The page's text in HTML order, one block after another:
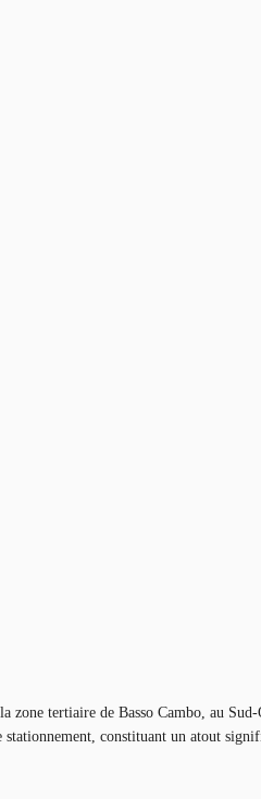
zone tertiaire de Basso Cambo, au
constituant un atout